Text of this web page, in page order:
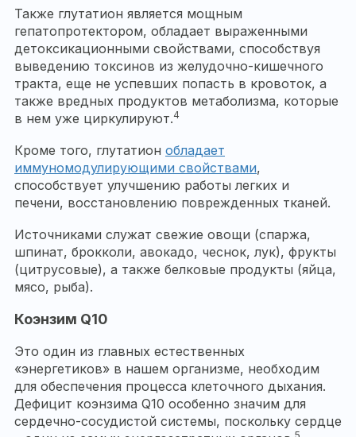
Также глутатион является мощным
гепатопротектором, обладает выраженными
детоксикационными свойствами, способствуя
выведению токсинов из желудочно-кишечного
тракта, еще не успевших попасть в кровоток, а
также вредных продуктов метаболизма, которые
в нем уже циркулируют.4
Кроме того, глутатион обладает
иммуномодулирующими свойствами,
способствует улучшению работы легких и
печени, восстановлению поврежденных тканей.
Источниками служат свежие овощи (спаржа,
шпинат, брокколи, авокадо, чеснок, лук), фрукты
(цитрусовые), а также белковые продукты (яйца,
мясо, рыба).
Коэнзим Q10
Это один из главных естественных
«энергетиков» в нашем организме, необходим
для обеспечения процесса клеточного дыхания.
Дефицит коэнзима Q10 особенно значим для
сердечно-сосудистой системы, поскольку сердце